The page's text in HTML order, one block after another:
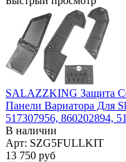
SALAZZKING Защита
Панели Вариатора Для
517307956, 860202894,
В наличии
Арт: SZG5FULLKIT
13 750 руб